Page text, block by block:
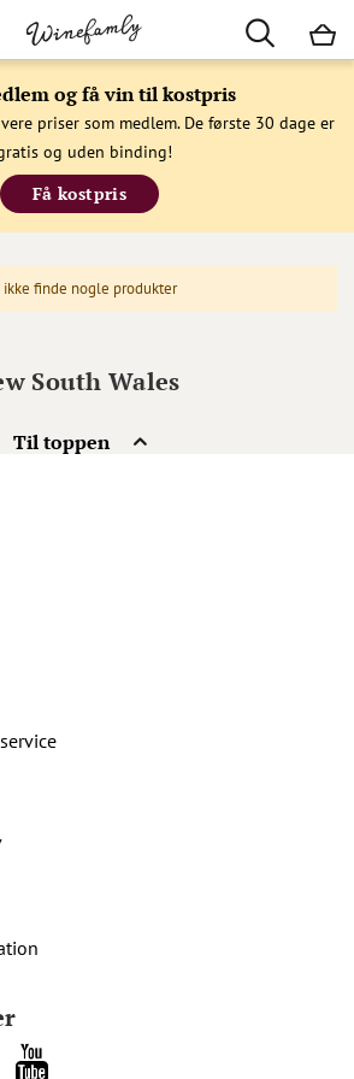
og få vin til kostpris
priser som medlem. De første 30 dage er
og uden binding!
Få kostpris
finde nogle produkter
Til toppen
South Wales